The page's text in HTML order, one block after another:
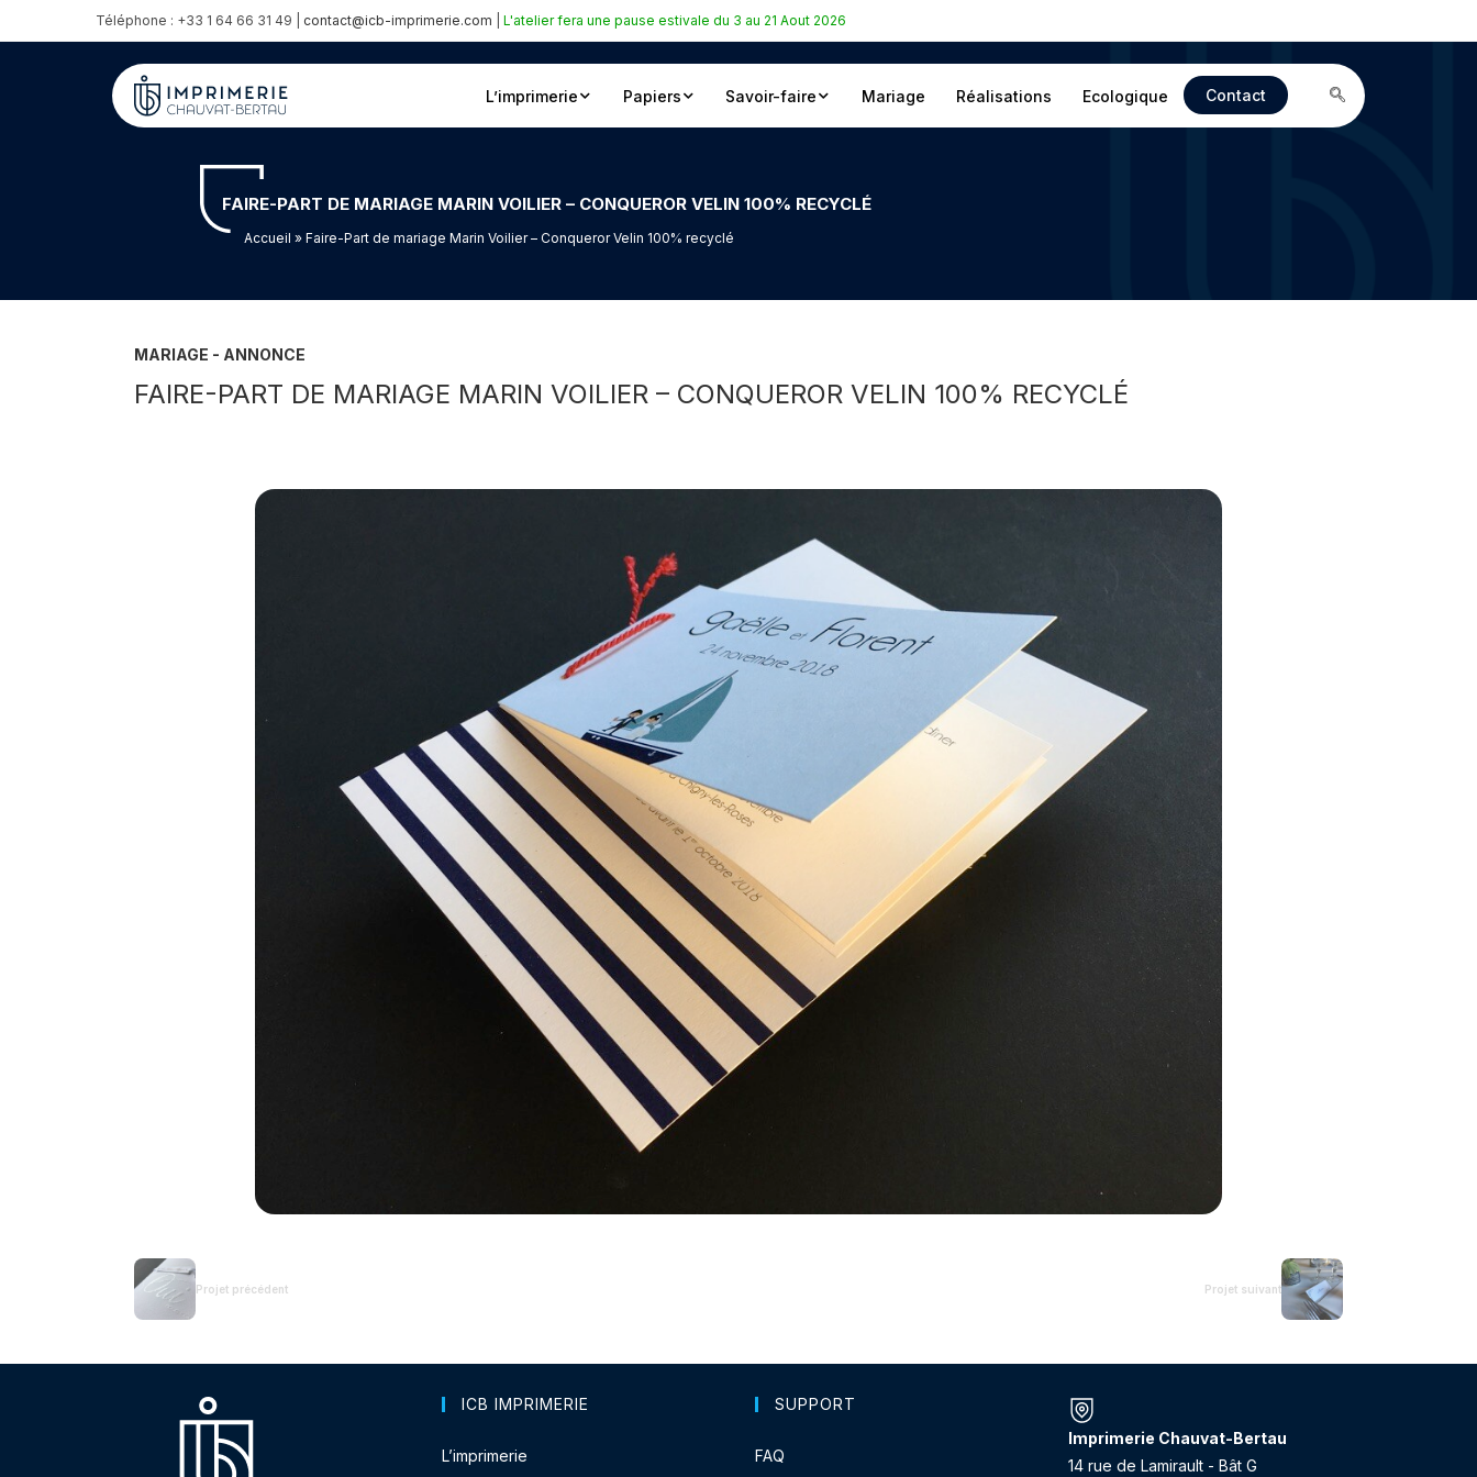
Téléphone : +33 1 64 66 31 49 | contact@icb-imprimerie.com L'atelier fera une pause estivale du 3 au 21 Aout 2026
L’imprimerie Papiers Savoir-faire Mariage Réalisations Ecologique Contact
FAIRE-PART DE MARIAGE MARIN VOILIER – CONQUEROR VELIN 100% RECYCLÉ
Accueil » Faire-Part de mariage Marin Voilier – Conqueror Velin 100% recyclé
MARIAGE - ANNONCE
FAIRE-PART DE MARIAGE MARIN VOILIER – CONQUEROR VELIN 100% RECYCLÉ
Projet précédent Projet suivant
ICB IMPRIMERIE
L’imprimerie
SUPPORT
FAQ
Imprimerie Chauvat-Bertau
14 rue de Lamirault - Bât G